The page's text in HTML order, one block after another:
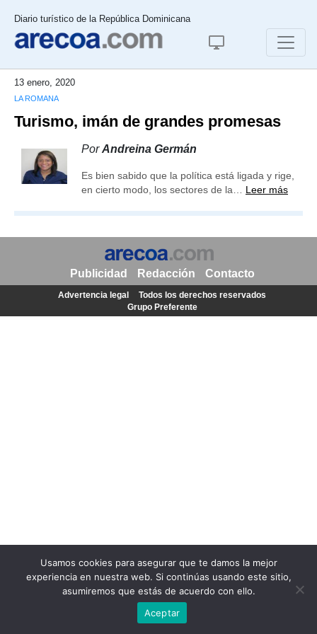
Diario turístico de la República Dominicana
13 enero, 2020
LA ROMANA
Turismo, imán de grandes promesas
PorAndreina Germán
Es bien sabido que la política está ligada y rige,
en cierto modo, los sectores de la… Leer más
Usamos cookies para asegurar que te damos la mejor
experiencia en nuestra web. Si continúas usando este sitio,
asumiremos que estás de acuerdo con ello.
Aceptar
Publicidad Redacción Contacto
Advertencia legal
Todos los derechos reservados
Grupo Preferente